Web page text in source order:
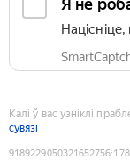
Я не
Калі ў вас узніклі
сувязі
9189229050321652756: